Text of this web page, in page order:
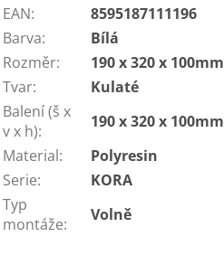
EAN:
8595187111196
Barva:
Bílá
Rozměr:
190 x 320 x 100mm
Tvar:
Kulaté
Balení (š x
v x h):
190 x 320 x 100mm
Material:
Polyresin
Serie:
KORA
Typ
montáže: Volně